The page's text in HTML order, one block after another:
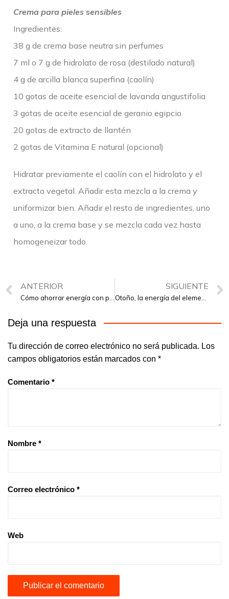
Crema para pieles sensibles
Ingredientes:
38 g de crema base neutra sin perfumes
7 ml o 7 g de hidrolato de rosa (destilado natural)
4 g de arcilla blanca superfina (caolín)
10 gotas de aceite esencial de lavanda angustifolia
3 gotas de aceite esencial de geranio egipcio
20 gotas de extracto de llantén
2 gotas de Vitamina E natural (opcional)
Hidratar previamente el caolín con el hidrolato y el
extracto vegetal. Añadir esta mezcla a la crema y
uniformizar bien. Añadir el resto de ingredientes, uno
a uno, a la crema base y se mezcla cada vez hasta
homogeneizar todo.
ANTERIOR SIGUIENTE
Deja una respuesta
Tu dirección de correo electrónico no será publicada. Los
campos obligatorios están marcados con *
Comentario *
Nombre *
Correo electrónico *
Web